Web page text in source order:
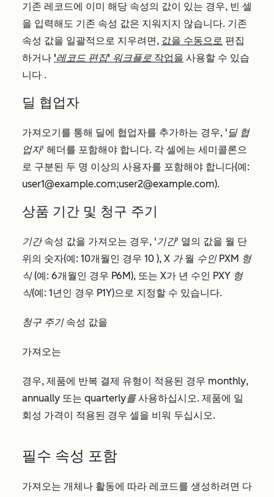
기존 레코드에 이미 해당 속성의 값이 있는 경우, 빈 셀
을 입력해도 기존 속성 값은 지워지지 않습니다. 기존
속성 값을 일괄적으로 지우려면, 값을 수동으로 편집
하거나 '레코드 편집' 워크플로 작업을 사용할 수 있습
니다 .
딜 협업자
가져오기를 통해 딜에 협업자를 추가하는 경우, '딜 협
업자' 헤더를 포함해야 합니다. 각 셀에는 세미콜론으
로 구분된 두 명 이상의 사용자를 포함해야 합니다(예:
user1@example.com;user2@example.com).
상품 기간 및 청구 주기
기간속성 값을 가져오는 경우, '기간' 열의 값을 월 단
위의 숫자(예: 10개월인 경우 10 ), X 가 월 수인 PXM 형
식(예: 6개월인 경우 P6M), 또는 X가 년 수인 PXY 형
식(예: 1년인 경우 P1Y)으로 지정할 수 있습니다.
청구 주기속성 값을
가져오는
경우, 제품에 반복 결제 유형이 적용된 경우 monthly,
annually 또는 quarterly를 사용하십시오. 제품에 일
회성 가격이 적용된 경우 셀을 비워 두십시오.
필수 속성 포함
가져오는 개체나 활동에 따라 레코드를 생성하려면 다